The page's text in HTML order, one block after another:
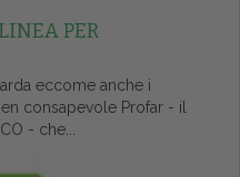
PER
eccome anche i
consapevole Profar - il
- che...